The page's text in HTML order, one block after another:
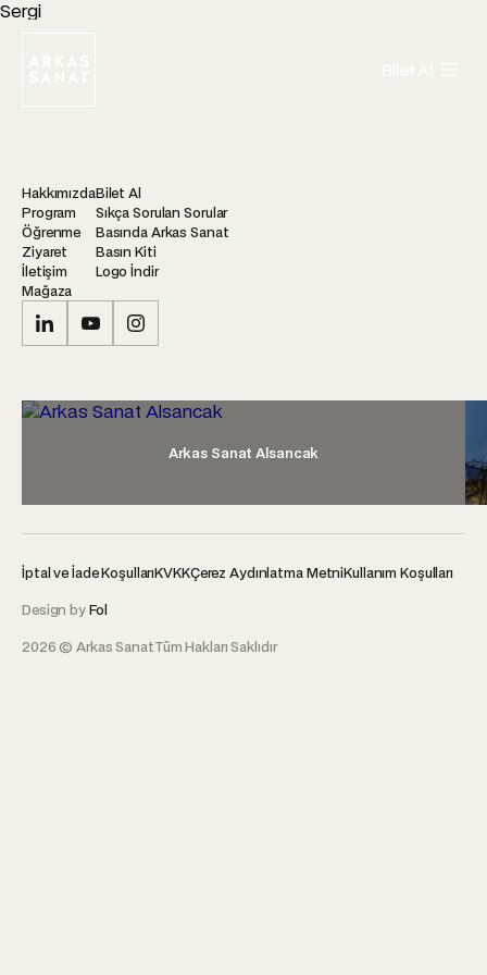
Sergi
Hakkımızda
Program
Öğrenme
Ziyaret
İletişim
Mağaza
Bilet Al
Sıkça Sorulan Sorular
Basında Arkas Sanat
Basın Kiti
Logo İndir
Arkas Sanat Alsancak
2026 © Arkas SanatTüm Hakları Saklıdır
İptal ve İade KoşullarıKVKKÇerez Aydınlatma MetniKullanım Koşulları
Design byFol